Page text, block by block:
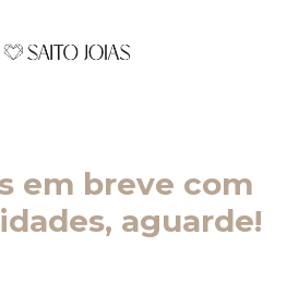
em breve com
aguarde!